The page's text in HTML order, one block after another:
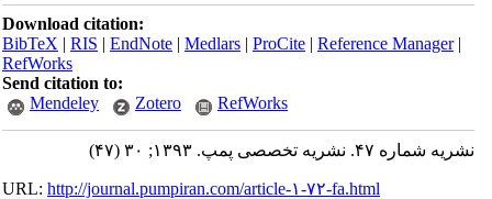
Download citation:
BibTeX|RIS|EndNote|Medlars|ProCite|Reference Manager
RefWorks
Send citation to:
Mendeley
Zotero RefWorks
نشریه شماره ۴۷. نشریه تخصصی پمپ. ۱۳۹۳; ۳۰ (۴۷)
URL:http://journal.pumpiran.com/article-۱-۷۲-fa.html